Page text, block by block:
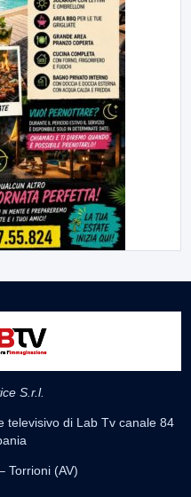
S.r.l.
televisivo di Lab Tv canale 84
Torrioni (AV)